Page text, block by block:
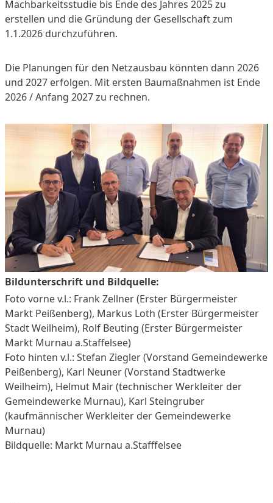
Machbarkeitsstudie bis Ende des Jahres 2025 zu
erstellen und die Gründung der Gesellschaft zum
1.1.2026 durchzuführen.
Die Planungen für den Netzausbau könnten dann 2026
und 2027 erfolgen. Mit ersten Baumaßnahmen ist Ende
2026 / Anfang 2027 zu rechnen.
Bildunterschrift und Bildquelle:
Foto vorne v.l.: Frank Zellner (Erster Bürgermeister
Markt Peißenberg), Markus Loth (Erster Bürgermeister
Stadt Weilheim), Rolf Beuting (Erster Bürgermeister
Markt Murnau a.Staffelsee)
Foto hinten v.l.: Stefan Ziegler (Vorstand Gemeindewerke
Peißenberg), Karl Neuner (Vorstand Stadtwerke
Weilheim), Helmut Mair (technischer Werkleiter der
Gemeindewerke Murnau), Karl Steingruber
(kaufmännischer Werkleiter der Gemeindewerke
Murnau)
Bildquelle: Markt Murnau a.Stafffelsee